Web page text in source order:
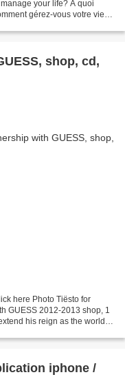
your life? A quoi
gérez-vous votre vie?
shop, cd,
here Photo Tiësto for
GUESS 2012-2013 shop, 1
his reign as the world's
iphone /